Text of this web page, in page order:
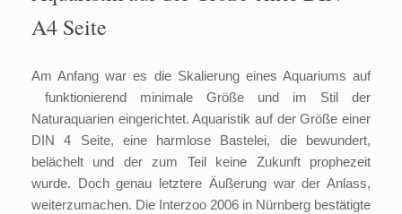
A4 Seite
Am Anfang war es die Skalierung eines Aquariums auf
funktionierend minimale Größe und im Stil der
Naturaquarien eingerichtet. Aquaristik auf der Größe einer
DIN 4 Seite, eine harmlose Bastelei, die bewundert,
belächelt und der zum Teil keine Zukunft prophezeit
wurde. Doch genau letztere Äußerung war der Anlass,
weiterzumachen. Die Interzoo 2006 in Nürnberg bestätigte